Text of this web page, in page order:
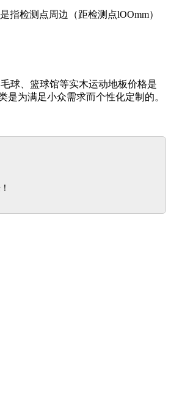
检测点周边（距检测点lOOmm）
球、篮球馆等实木运动地板价格是
为满足小众需求而个性化定制的。